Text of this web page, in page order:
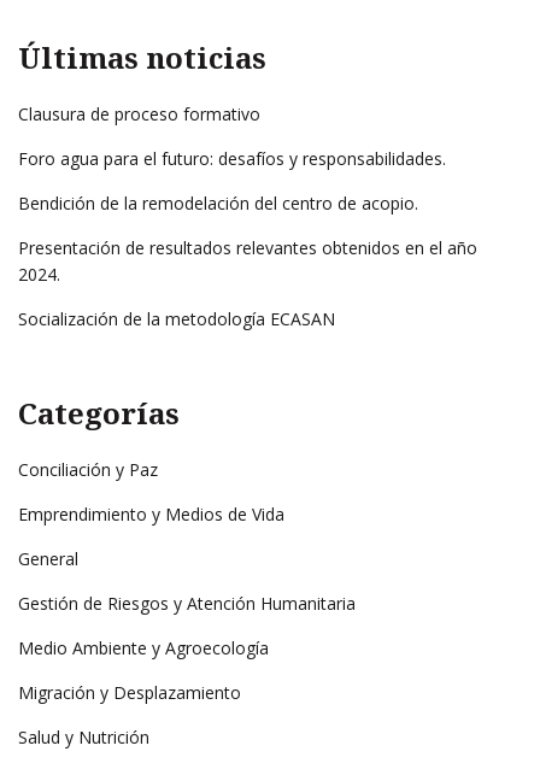
Últimas noticias
Clausura de proceso formativo
Foro agua para el futuro: desafíos y responsabilidades.
Bendición de la remodelación del centro de acopio.
Presentación de resultados relevantes obtenidos en el año
2024.
Socialización de la metodología ECASAN
Categorías
Conciliación y Paz
Emprendimiento y Medios de Vida
General
Gestión de Riesgos y Atención Humanitaria
Medio Ambiente y Agroecología
Migración y Desplazamiento
Salud y Nutrición